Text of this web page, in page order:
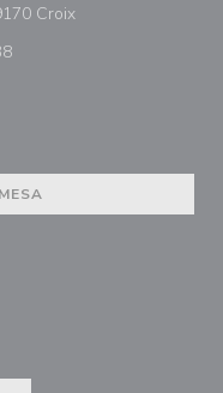
Croix((abre numa nova
((abre numa nova janela))
((abre numa nova